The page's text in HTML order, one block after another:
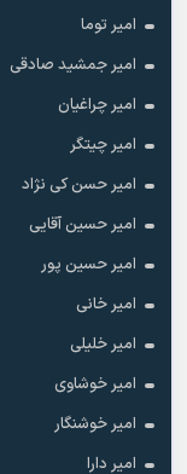
امیر توما
امیر جمشید صادقی
امیر چراغیان
امیر چیتگر
امیر حسن کی نژاد
امیر حسین آقایی
امیر حسین پور
امیر خانی
امیر خلیلی
امیر خوشاوی
امیر خوشنگار
امیر دارا